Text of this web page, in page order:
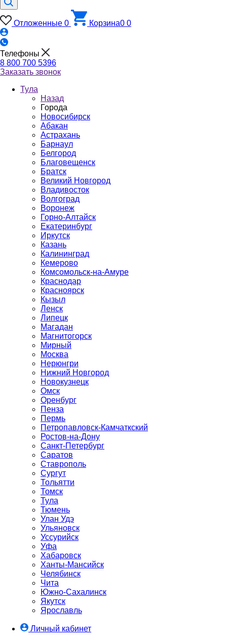
Отложенные 0 Корзина0 0
Телефоны
8 800 700 5396
Заказать звонок
Тула
Назад
Города
Новосибирск
Абакан
Астрахань
Барнаул
Белгород
Благовещенск
Братск
Великий Новгород
Владивосток
Волгоград
Воронеж
Горно-Алтайск
Екатеринбург
Иркутск
Казань
Калининград
Кемерово
Комсомольск-на-Амуре
Краснодар
Красноярск
Кызыл
Ленск
Липецк
Магадан
Магнитогорск
Мирный
Москва
Нерюнгри
Нижний Новгород
Новокузнецк
Омск
Оренбург
Пенза
Пермь
Петропавловск-Камчаткский
Ростов-на-Дону
Санкт-Петербург
Саратов
Ставрополь
Сургут
Тольятти
Томск
Тула
Тюмень
Улан Удэ
Ульяновск
Уссурийск
Уфа
Хабаровск
Ханты-Мансийск
Челябинск
Чита
Южно-Cахалинск
Якутск
Ярославль
Личный кабинет